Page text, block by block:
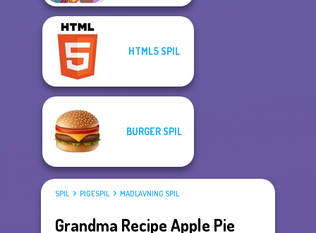
HTML5 SPIL
BURGER SPIL
SPIL PIGESPIL MADLAVNING SPIL
Grandma Recipe Apple Pie